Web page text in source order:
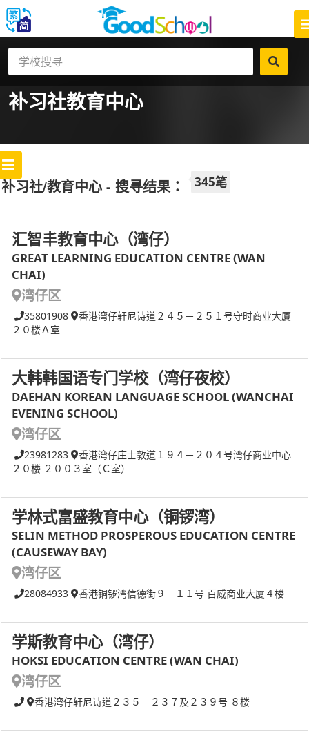
补习社教育中心
补习社/教育中心 - 搜寻结果： 345笔
汇智丰教育中心（湾仔）
GREAT LEARNING EDUCATION CENTRE (WAN
CHAI)
湾仔区
35801908
香港湾仔轩尼诗道２４５－２５１号守时商业大厦
２０楼Ａ室
大韩韩国语专门学校（湾仔夜校）
DAEHAN KOREAN LANGUAGE SCHOOL (WANCHAI
EVENING SCHOOL)
湾仔区
23981283
香港湾仔庄士敦道１９４－２０４号湾仔商业中心
２０楼 ２００３室（Ｃ室）
学林式富盛教育中心（铜锣湾）
SELIN METHOD PROSPEROUS EDUCATION CENTRE
(CAUSEWAY BAY)
湾仔区
28084933 香港铜锣湾信德街９－１１号 百威商业大厦４楼
学斯教育中心（湾仔）
HOKSI EDUCATION CENTRE (WAN CHAI)
湾仔区
香港湾仔轩尼诗道２３５ ２３７及２３９号 ８楼